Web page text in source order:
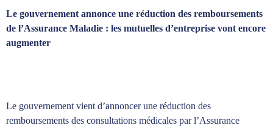
Le gouvernement annonce une réduction des remboursements
de l’Assurance Maladie : les mutuelles d’entreprise vont encore
augmenter
Le gouvernement vient d’annoncer une réduction des
remboursements des consultations médicales par l’Assurance